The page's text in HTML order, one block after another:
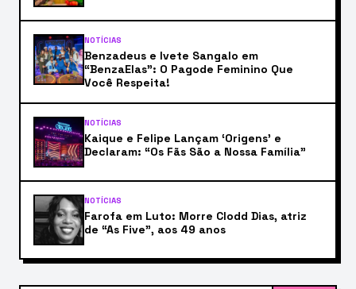
NOTÍCIAS
Benzadeus e Ivete Sangalo em
“BenzaElas”: O Pagode Feminino Que
Você Respeita!
NOTÍCIAS
Kaique e Felipe Lançam ‘Origens’ e
Declaram: “Os Fãs São a Nossa Família”
NOTÍCIAS
Farofa em Luto: Morre Clodd Dias, atriz
de “As Five”, aos 49 anos